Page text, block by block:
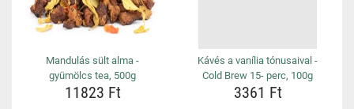
Mandulás sült alma -
gyümölcs tea, 500g
11823 Ft
Kávés a vanília tónusaival -
Cold Brew 15- perc, 100g
3361 Ft